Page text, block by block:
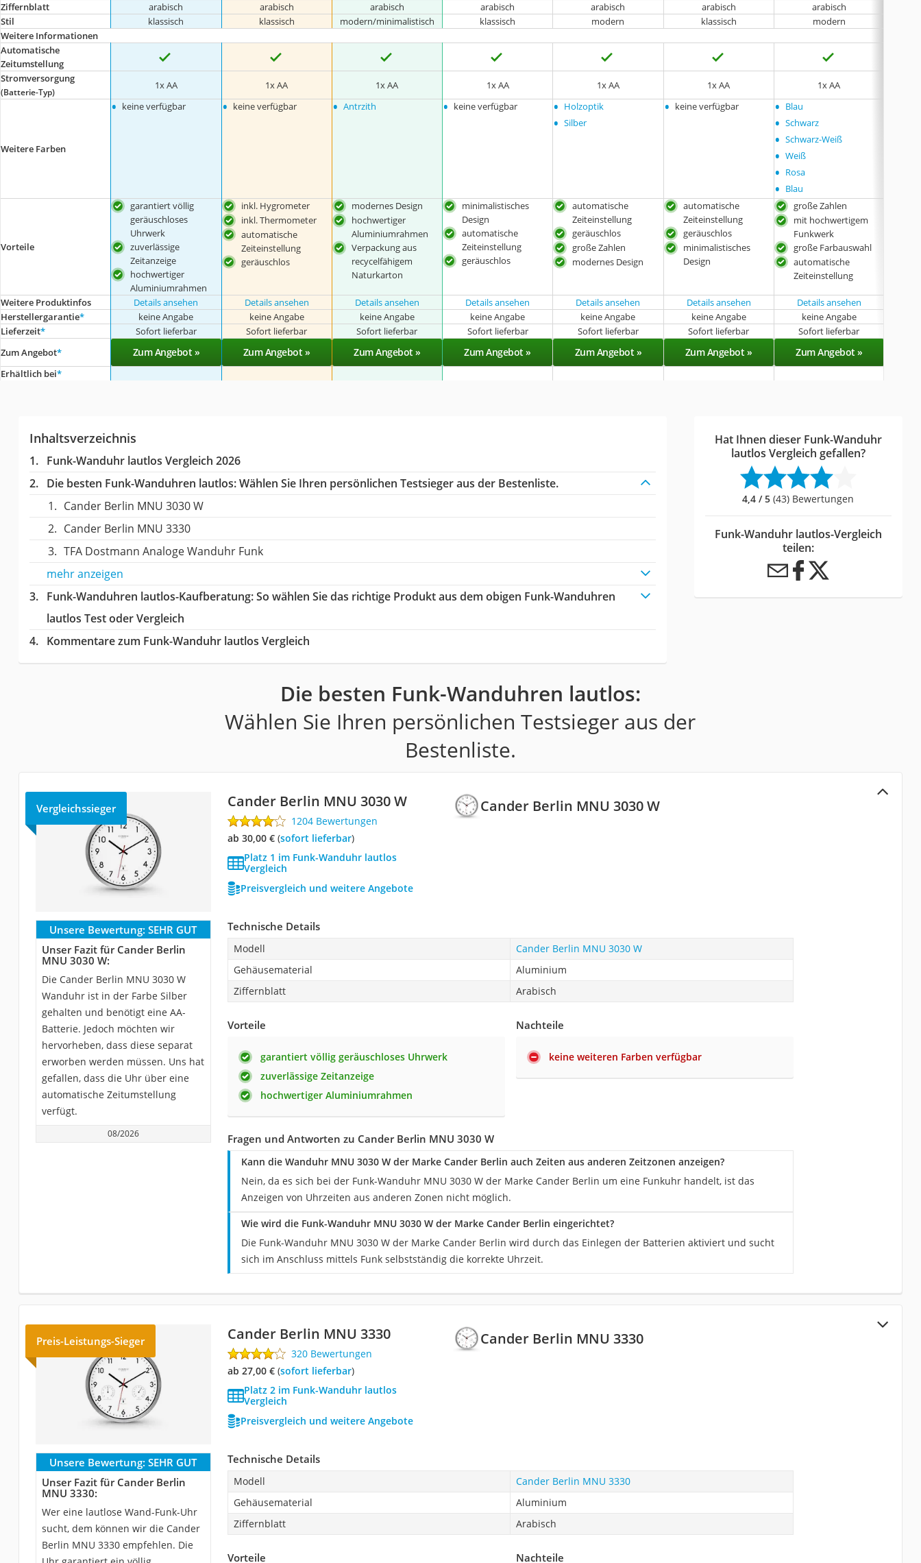
Ziffernblatt arabisch arabisch arabisch arabisch arabisch arabisch
arabisch
Stil
klassisch klassisch modern/minimalistisch klassisch modern klassisch
modern
Weitere Informationen
Automatische
Zeitumstellung
Stromversorgung
(Batterie-Typ)
1x AA 1x AA 1x AA 1x AA 1x AA 1x AA 1x AA
Weitere Farben
• keine verfügbar • keine verfügbar • Antrzith • keine verfügbar • Holzoptik
• Silber
• keine verfügbar • Blau
• Schwarz
• Schwarz-Weiß
• Weiß
• Rosa
• Blau
Vorteile
garantiert völlig
geräuschloses
Uhrwerk
zuverlässige
Zeitanzeige
hochwertiger
Aluminiumrahmen
inkl. Hygrometer
inkl. Thermometer
automatische
Zeiteinstellung
geräuschlos
modernes Design
hochwertiger
Aluminiumrahmen
Verpackung aus
recycelfähigem
Naturkarton
minimalistisches
Design
automatische
Zeiteinstellung
geräuschlos
automatische
Zeiteinstellung
geräuschlos
große Zahlen
modernes Design
automatische
Zeiteinstellung
geräuschlos
minimalistisches
Design
große Zahlen
mit hochwertigem
Funkwerk
große Farbauswahl
automatische
Zeiteinstellung
Weitere Produktinfos Details ansehen Details ansehen Details ansehen Details ansehen Details ansehen Details ansehen Details ansehen
Herstellergarantie* keine Angabe keine Angabe keine Angabe keine Angabe keine Angabe keine Angabe
keine Angabe
Lieferzeit* Sofort lieferbar Sofort lieferbar Sofort lieferbar Sofort lieferbar Sofort lieferbar Sofort lieferbar Sofort lieferbar
Zum Angebot* Zum Angebot » Zum Angebot » Zum Angebot » Zum Angebot » Zum Angebot » Zum Angebot » Zum Angebot »
Erhältlich bei*
Inhaltsverzeichnis
Funk-Wanduhr lautlos Vergleich 2026
Die besten Funk-Wanduhren lautlos:Wählen Sie Ihren persönlichen Testsieger aus der Bestenliste.
Cander Berlin MNU 3030 W
Cander Berlin MNU 3330
TFA Dostmann Analoge Wanduhr Funk
mehr anzeigen
Funk-Wanduhren lautlos-Kaufberatung: So wählen Sie das richtige Produkt aus dem obigen Funk-Wanduhren
lautlos Test oder Vergleich
Kommentare zum Funk-Wanduhr lautlos Vergleich
Hat Ihnen dieser Funk-Wanduhr
lautlos Vergleich gefallen?
4,4 / 5 (43) Bewertungen
Funk-Wanduhr lautlos-Vergleich
teilen:
Die besten Funk-Wanduhren lautlos:
Wählen Sie Ihren persönlichen Testsieger aus der
Bestenliste.
Cander Berlin MNU 3030 W
Vergleichssieger Cander Berlin MNU 3030 W
1204 Bewertungen
ab 30,00 €( Sofort lieferbar)
Platz 1 im Funk-Wanduhr lautlos
Vergleich
Preisvergleich und weitere Angebote
Unsere Bewertung: SEHR GUT
Unser Fazit für Cander Berlin
MNU 3030 W:
Die Cander Berlin MNU 3030 W
Wanduhr ist in der Farbe Silber
gehalten und benötigt eine AA-
Batterie. Jedoch möchten wir
hervorheben, dass diese separat
erworben werden müssen. Uns hat
gefallen, dass die Uhr über eine
automatische Zeitumstellung
verfügt.
08/2026
Technische Details
Modell
Cander Berlin MNU 3030 W
Gehäusematerial
Aluminium
Ziffernblatt
Arabisch
Vorteile
garantiert völlig geräuschloses Uhrwerk
zuverlässige Zeitanzeige
hochwertiger Aluminiumrahmen
Nachteile
keine weiteren Farben verfügbar
Fragen und Antworten zu Cander Berlin MNU 3030 W
Kann die Wanduhr MNU 3030 W der Marke Cander Berlin auch Zeiten aus anderen Zeitzonen anzeigen?
Nein, da es sich bei der Funk-Wanduhr MNU 3030 W der Marke Cander Berlin um eine Funkuhr handelt, ist das
Anzeigen von Uhrzeiten aus anderen Zonen nicht möglich.
Wie wird die Funk-Wanduhr MNU 3030 W der Marke Cander Berlin eingerichtet?
Die Funk-Wanduhr MNU 3030 W der Marke Cander Berlin wird durch das Einlegen der Batterien aktiviert und sucht
sich im Anschluss mittels Funk selbstständig die korrekte Uhrzeit.
Cander Berlin MNU 3330
Preis-Leistungs-Sieger Cander Berlin MNU 3330
320 Bewertungen
ab 27,00 €( Sofort lieferbar)
Platz 2 im Funk-Wanduhr lautlos
Vergleich
Preisvergleich und weitere Angebote
Unsere Bewertung: SEHR GUT
Unser Fazit für Cander Berlin
MNU 3330:
Wer eine lautlose Wand-Funk-Uhr
sucht, dem können wir die Cander
Berlin MNU 3330 empfehlen. Die
Technische Details
Modell
Cander Berlin MNU 3330
Gehäusematerial
Aluminium
Ziffernblatt
Arabisch
Vorteile Nachteile